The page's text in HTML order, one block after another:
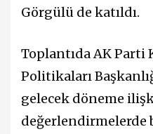
Görgülü de katıldı.
Toplantıda AK Parti
Politikaları
gelecek döneme
değerlendirmelerde